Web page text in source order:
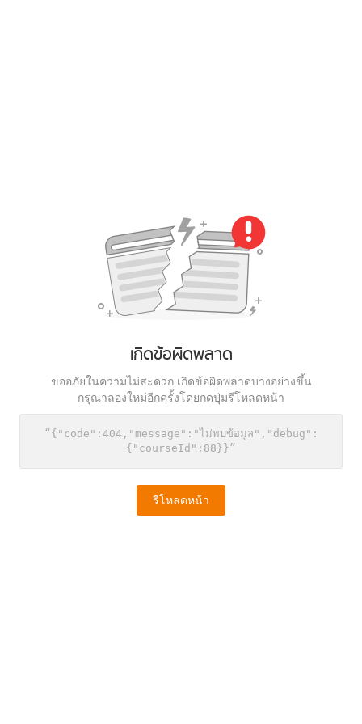
เกิดข้อผิดพลาด
ขออภัยในความไม่สะดวก เกิดข้อผิดพลาดบางอย่างขึ้น
กรุณาลองใหม่อีกครั้งโดยกดปุ่มรีโหลดหน้า
“{"code":404,"message":"ไม่พบข้อมูล","debug":
{"courseId":88}}”
รีโหลดหน้า